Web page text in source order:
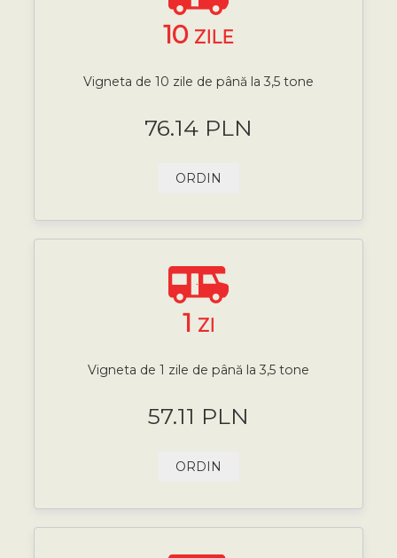
10 ZILE
Vigneta de 10 zile de până la 3,5 tone
76.14 PLN
ORDIN
1 ZI
Vigneta de 1 zile de până la 3,5 tone
57.11 PLN
ORDIN